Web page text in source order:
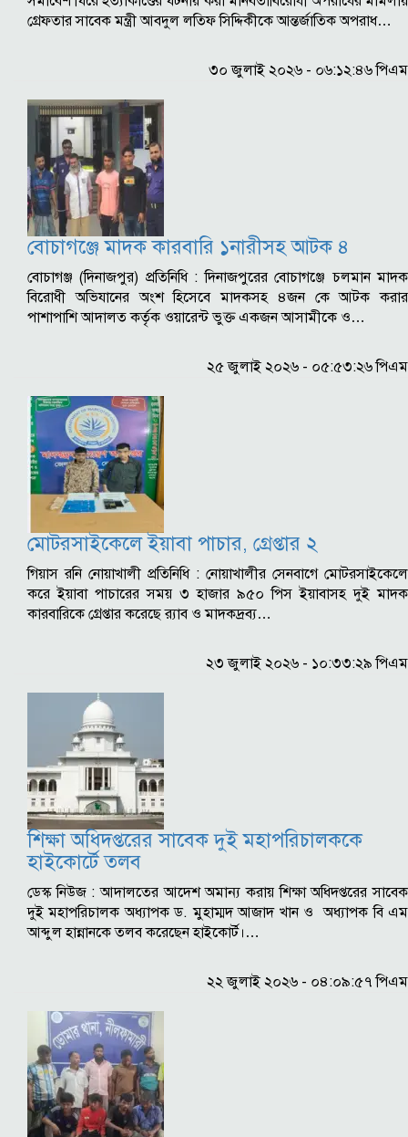
গ্রেফতার সাবেক মন্ত্রী আবদুল লতিফ সিদ্দিকীকে আন্তর্জাতিক অপরাধ…
৩০ জুলাই ২০২৬ - ০৬:১২:৪৬ পিএম
বোচাগঞ্জে মাদক কারবারি ১নারীসহ আটক ৪
বোচাগঞ্জ (দিনাজপুর) প্রতিনিধি : দিনাজপুরের বোচাগঞ্জে চলমান মাদক
বিরোধী অভিযানের অংশ হিসেবে মাদকসহ ৪জন কে আটক করার
পাশাপাশি আদালত কর্তৃক ওয়ারেন্ট ভুক্ত একজন আসামীকে ও…
২৫ জুলাই ২০২৬ - ০৫:৫৩:২৬ পিএম
মোটরসাইকেলে ইয়াবা পাচার, গ্রেপ্তার ২
গিয়াস রনি নোয়াখালী প্রতিনিধি : নোয়াখালীর সেনবাগে মোটরসাইকেলে
করে ইয়াবা পাচারের সময় ৩ হাজার ৯৫০ পিস ইয়াবাসহ দুই মাদক
কারবারিকে গ্রেপ্তার করেছে র‍্যাব ও মাদকদ্রব্য…
২৩ জুলাই ২০২৬ - ১০:৩৩:২৯ পিএম
শিক্ষা অধিদপ্তরের সাবেক দুই মহাপরিচালককে
হাইকোর্টে তলব
ডেস্ক নিউজ : আদালতের আদেশ অমান্য করায় শিক্ষা অধিদপ্তরের সাবেক
দুই মহাপরিচালক অধ্যাপক ড. মুহাম্মদ আজাদ খান ও অধ্যাপক বি এম
আব্দুল হান্নানকে তলব করেছেন হাইকোর্ট।…
২২ জুলাই ২০২৬ - ০৪:০৯:৫৭ পিএম